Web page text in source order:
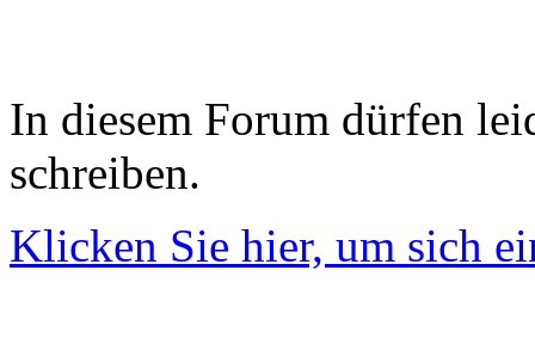
In diesem Forum dürfen
schreiben.
Klicken Sie hier, um sich